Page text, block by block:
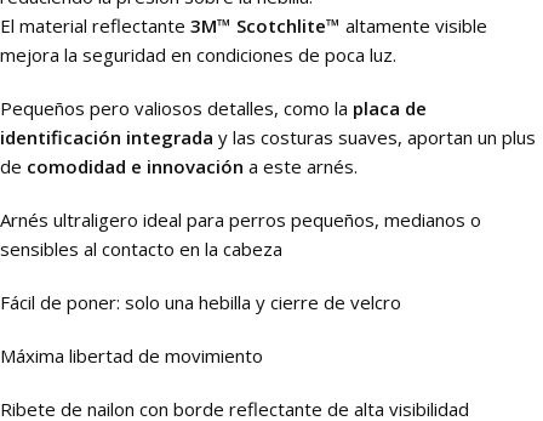
El material reflectante 3M™ Scotchlite™ altamente visible
mejora la seguridad en condiciones de poca luz.
Pequeños pero valiosos detalles, como la placa de
identificación integrada y las costuras suaves, aportan un plus
de comodidad e innovación a este arnés.
Arnés ultraligero ideal para perros pequeños, medianos o
sensibles al contacto en la cabeza
Fácil de poner: solo una hebilla y cierre de velcro
Máxima libertad de movimiento
Ribete de nailon con borde reflectante de alta visibilidad